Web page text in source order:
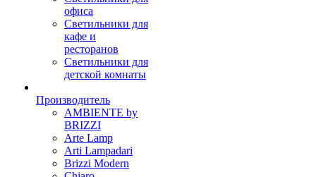
офиса
Светильники для
кафе и
ресторанов
Светильники для
детской комнаты
Производитель
AMBIENTE by
BRIZZI
Arte Lamp
Arti Lampadari
Brizzi Modern